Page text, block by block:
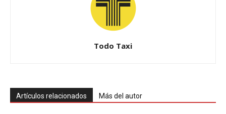
Todo Taxi
Artículos relacionados Más del autor